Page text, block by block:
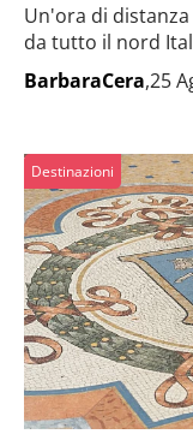
Un'ora di
da tutto il nord
BarbaraCera,25
Destinazioni